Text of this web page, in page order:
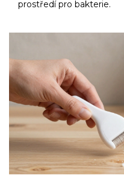
prostředí pro bakterie.